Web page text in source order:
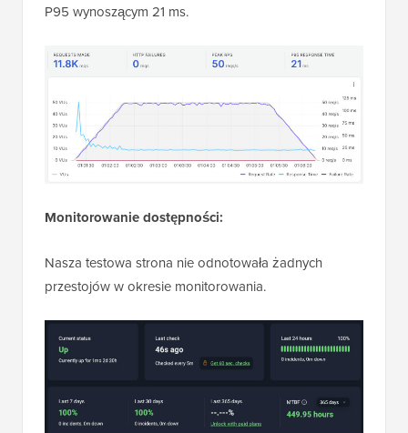
P95 wynoszącym 21 ms.
Monitorowanie dostępności:
Nasza testowa strona nie odnotowała żadnych
przestojów w okresie monitorowania.